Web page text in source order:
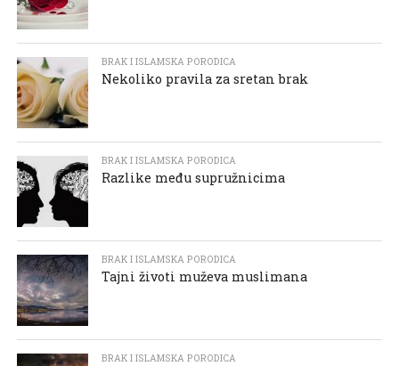
BRAK I ISLAMSKA PORODICA
Nekoliko pravila za sretan brak
BRAK I ISLAMSKA PORODICA
Razlike među supružnicima
BRAK I ISLAMSKA PORODICA
Tajni životi muževa muslimana
BRAK I ISLAMSKA PORODICA